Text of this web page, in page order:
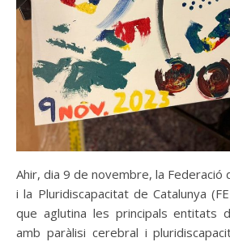
Ahir, dia 9 de novembre, la Federació
i la Pluridiscapacitat de Catalunya
que aglutina les principals entitats
amb paràlisi cerebral i